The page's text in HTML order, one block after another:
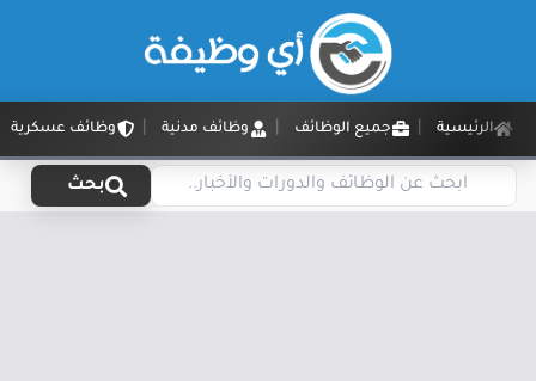
الرئيسية جميع الوظائف وظائف مدنية وظائف عسكرية
بحث